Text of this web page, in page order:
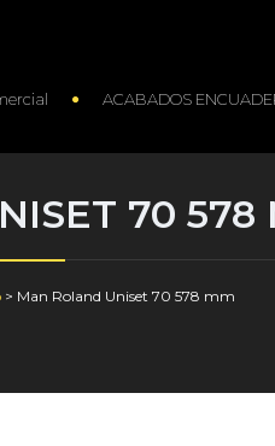
ACABADOS
70 578
> Man Roland Uniset 70 578 mm